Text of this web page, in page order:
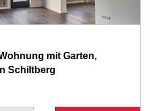
mit Garten,
Schiltberg